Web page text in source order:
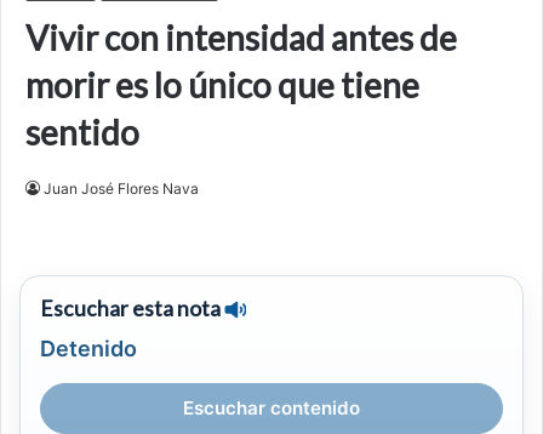
Vivir con intensidad antes de
morir es lo único que tiene
sentido
Juan José Flores Nava
Escuchar esta nota
Detenido
Escuchar contenido